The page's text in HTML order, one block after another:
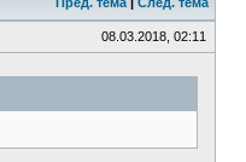
08.03.2018, 02:11